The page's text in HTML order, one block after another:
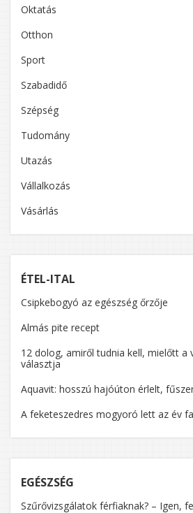
Oktatás
Otthon
Sport
Szabadidő
Szépség
Tudomány
Utazás
Vállalkozás
Vásárlás
ÉTEL-ITAL
Csipkebogyó az egészség őrzője
Almás pite recept
12 dolog, amiről tudnia kell, mielőtt a
választja
Aquavit: hosszú hajóúton érlelt,
A feketeszedres mogyoró lett az év
EGÉSZSÉG
Szűrővizsgálatok férfiaknak? – Igen,